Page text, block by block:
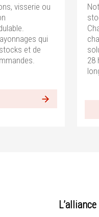
visserie ou
qui
et de
28